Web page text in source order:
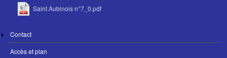
Saint Aubinois n°7_0.pdf
MENU
PIED
DE
Contact
Accès et plan